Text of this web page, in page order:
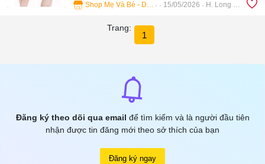
Shop Mẹ Và Bé - Dịch Vụ Tắm Bé Bà Rịa 15/05/2026 H. Long Điền
Trang:
1
Đăng ký theo dõi qua email để tìm kiếm và là người đầu tiên
nhận được tin đăng mới theo sở thích của bạn
Đăng ký ngay